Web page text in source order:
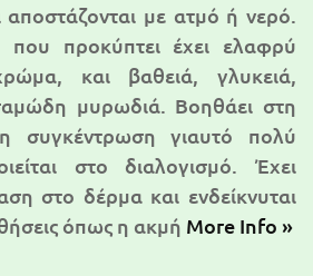
αποστάζονται με ατμό ή νερό.
που προκύπτει έχει ελαφρύ
και βαθειά, γλυκειά,
μυρωδιά. Βοηθάει στη
συγκέντρωση γιαυτό πολύ
στο διαλογισμό. Έχει
στο δέρμα και ενδείκνυται
όπως η ακμή More Info »